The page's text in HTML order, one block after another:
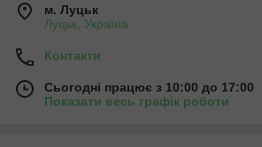
м. Луцьк
Луцьк, Україна
Контакти
Сьогодні працює з 10:00 до 17:00
Показати весь графік роботи